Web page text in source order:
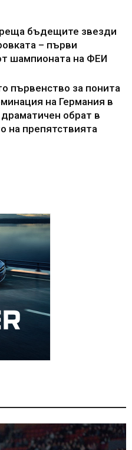
бъдещите звезди
– първи
шампионата на ФЕИ
първенство за понита
на Германия в
обрат в
на препятствията